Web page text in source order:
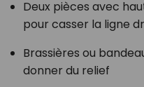
Deux pièces avec
pour casser la ligne
Brassières ou
donner du relief